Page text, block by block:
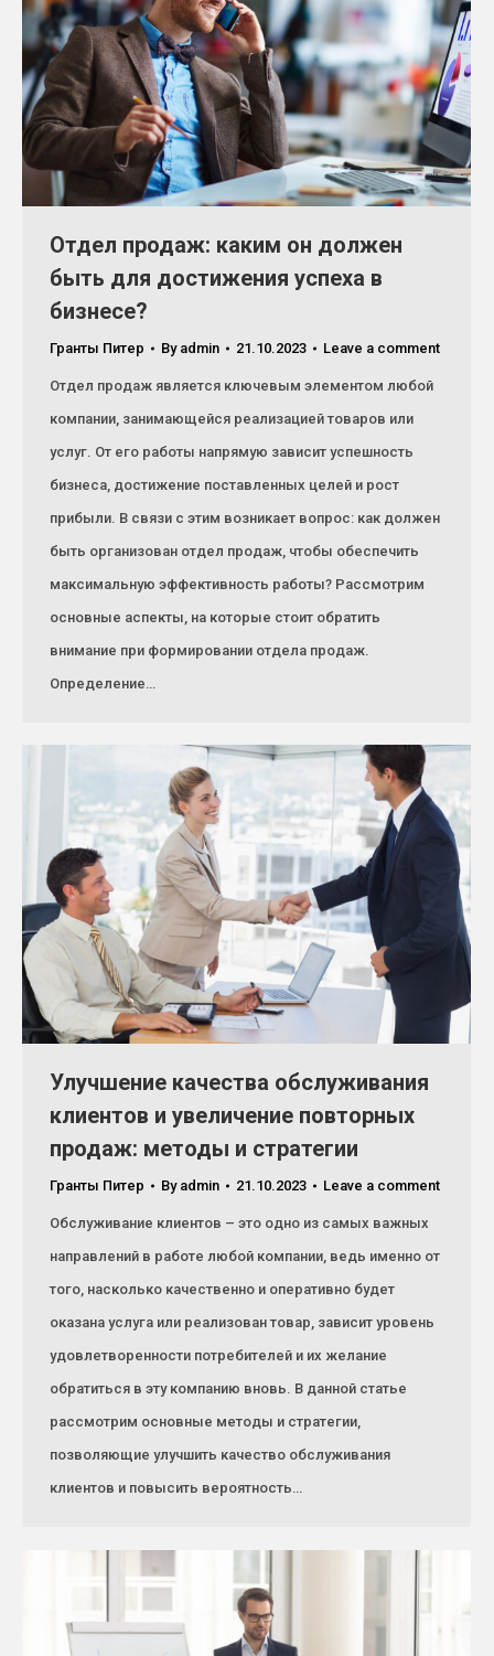
Отдел продаж: каким он должен
быть для достижения успеха в
бизнесе?
Гранты Питер By admin 21.10.2023 Leave a comment
Отдел продаж является ключевым элементом любой
компании, занимающейся реализацией товаров или
услуг. От его работы напрямую зависит успешность
бизнеса, достижение поставленных целей и рост
прибыли. В связи с этим возникает вопрос: как должен
быть организован отдел продаж, чтобы обеспечить
максимальную эффективность работы? Рассмотрим
основные аспекты, на которые стоит обратить
внимание при формировании отдела продаж.
Определение…
Улучшение качества обслуживания
клиентов и увеличение повторных
продаж: методы и стратегии
Гранты Питер By admin 21.10.2023 Leave a comment
Обслуживание клиентов – это одно из самых важных
направлений в работе любой компании, ведь именно от
того, насколько качественно и оперативно будет
оказана услуга или реализован товар, зависит уровень
удовлетворенности потребителей и их желание
обратиться в эту компанию вновь. В данной статье
рассмотрим основные методы и стратегии,
позволяющие улучшить качество обслуживания
клиентов и повысить вероятность…